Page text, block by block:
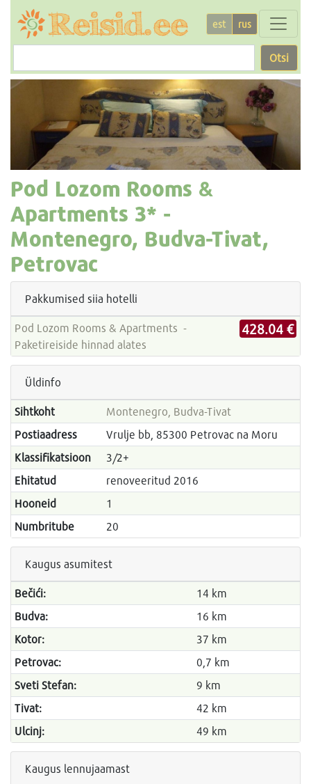
est rus
Otsi
Pod Lozom Rooms &
Apartments 3* -
Montenegro, Budva-Tivat,
Petrovac
Pakkumised siia hotelli
Pod Lozom Rooms & Apartments -
Paketireiside hinnad alates
428.04 €
Üldinfo
Sihtkoht
Montenegro, Budva-Tivat
Postiaadress
Vrulje bb, 85300 Petrovac na Moru
Klassifikatsioon
3/2+
Ehitatud
renoveeritud 2016
Hooneid
1
Numbritube
20
Kaugus asumitest
Bečići:
14 km
Budva:
16 km
Kotor:
37 km
Petrovac:
0,7 km
Sveti Stefan:
9 km
Tivat:
42 km
Ulcinj:
49 km
Kaugus lennujaamast